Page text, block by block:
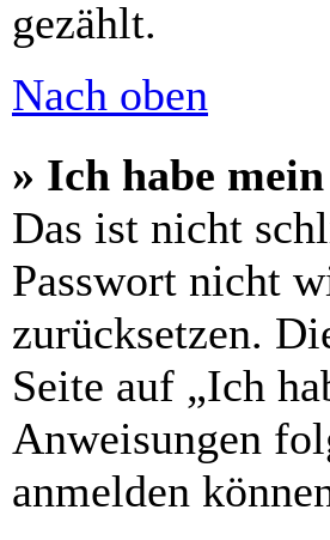
gezählt.
Nach oben
» Ich habe
Das ist nicht
Passwort nicht
zurücksetzen.
Seite auf „Ich
Anweisungen
anmelden